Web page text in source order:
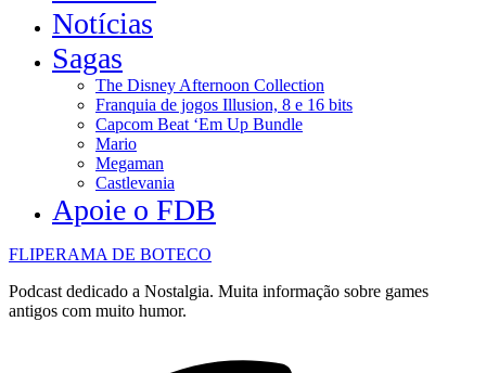
Notícias
Sagas
The Disney Afternoon Collection
Franquia de jogos Illusion, 8 e 16 bits
Capcom Beat ‘Em Up Bundle
Mario
Megaman
Castlevania
Apoie o FDB
FLIPERAMA DE BOTECO
Podcast dedicado a Nostalgia. Muita informação sobre games
antigos com muito humor.